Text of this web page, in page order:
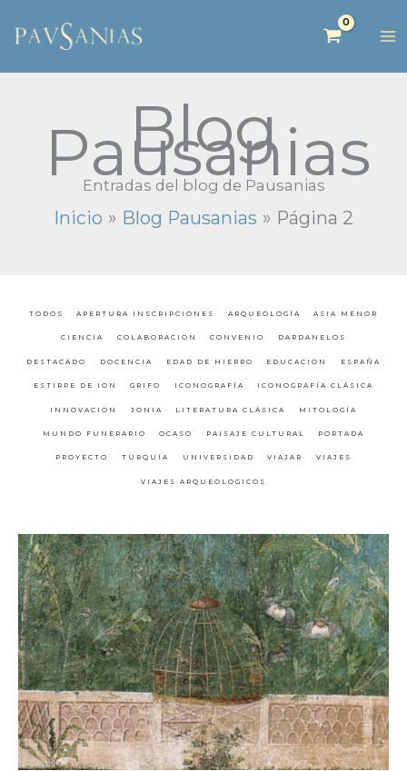
Blog
Pausanias
Entradas del blog de Pausanias
Inicio Blog Pausanias Página 2
TODOS APERTURA INSCRIPCIONES ARQUEOLOGÍA ASIA MENOR
CIENCIA COLABORACIÓN CONVENIO DARDANELOS
DESTACADO DOCENCIA EDAD DE HIERRO EDUCACIÓN ESPAÑA
ESTIRPE DE ION GRIFO ICONOGRAFÍA ICONOGRAFÍA CLÁSICA
INNOVACIÓN JONIA LITERATURA CLÁSICA MITOLOGÍA
MUNDO FUNERARIO OCASO PAISAJE CULTURAL PORTADA
PROYECTO TURQUÍA UNIVERSIDAD VIAJAR VIAJES
VIAJES ARQUEOLÓGICOS